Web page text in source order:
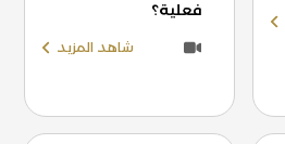
فعلية؟
شاهد المزيد